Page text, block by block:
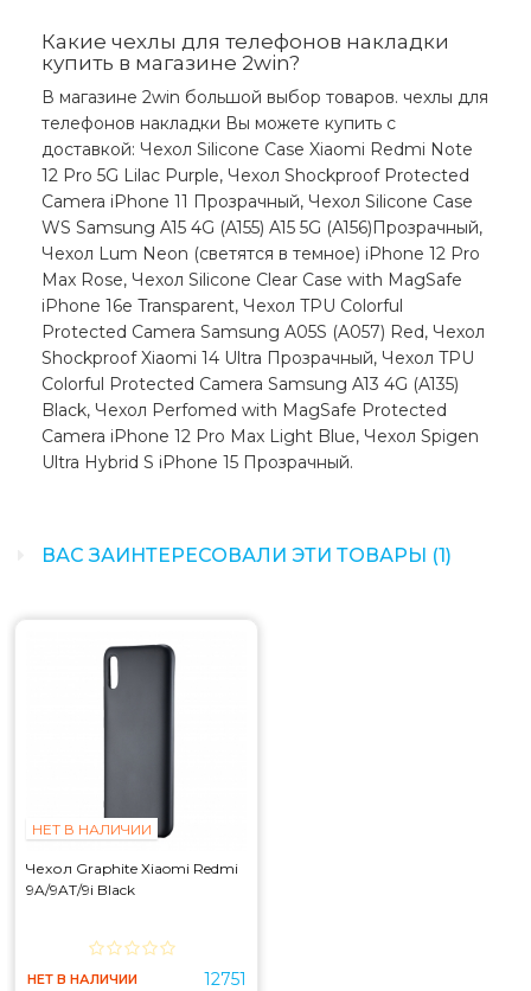
Какие чехлы для телефонов накладки
купить в магазине 2win?
В магазине 2win большой выбор товаров. чехлы для
телефонов накладки Вы можете купить с
доставкой: Чехол Silicone Case Xiaomi Redmi Note
12 Pro 5G Lilac Purple, Чехол Shockproof Protected
Camera iPhone 11 Прозрачный, Чехол Silicone Case
WS Samsung A15 4G (A155) A15 5G (A156)Прозрачный,
Чехол Lum Neon (светятся в темное) iPhone 12 Pro
Max Rose, Чехол Silicone Clear Case with MagSafe
iPhone 16e Transparent, Чехол TPU Colorful
Protected Camera Samsung A05S (A057) Red, Чехол
Shockproof Xiaomi 14 Ultra Прозрачный, Чехол TPU
Colorful Protected Camera Samsung A13 4G (A135)
Black, Чехол Perfomed with MagSafe Protected
Camera iPhone 12 Pro Max Light Blue, Чехол Spigen
Ultra Hybrid S iPhone 15 Прозрачный.
ВАС ЗАИНТЕРЕСОВАЛИ ЭТИ ТОВАРЫ (1)
НЕТ В НАЛИЧИИ
Чехол Graphite Xiaomi Redmi
9A/9AT/9i Black
НЕТ В НАЛИЧИИ 12751